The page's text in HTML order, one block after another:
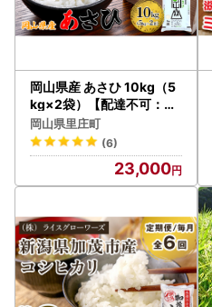
岡山県産 あさひ 10kg（5
kg×2袋）【配達不可：北
海道・沖縄・離島】 米 お
米 白米 こめ ご飯 精米
岡山県里庄町
(6)
23,000